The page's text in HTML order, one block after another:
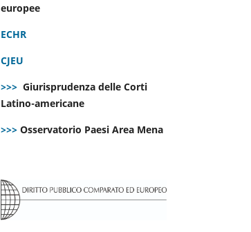
europee
ECHR
CJEU
>>> Giurisprudenza delle Corti
Latino-americane
>>> Osservatorio Paesi Area Mena